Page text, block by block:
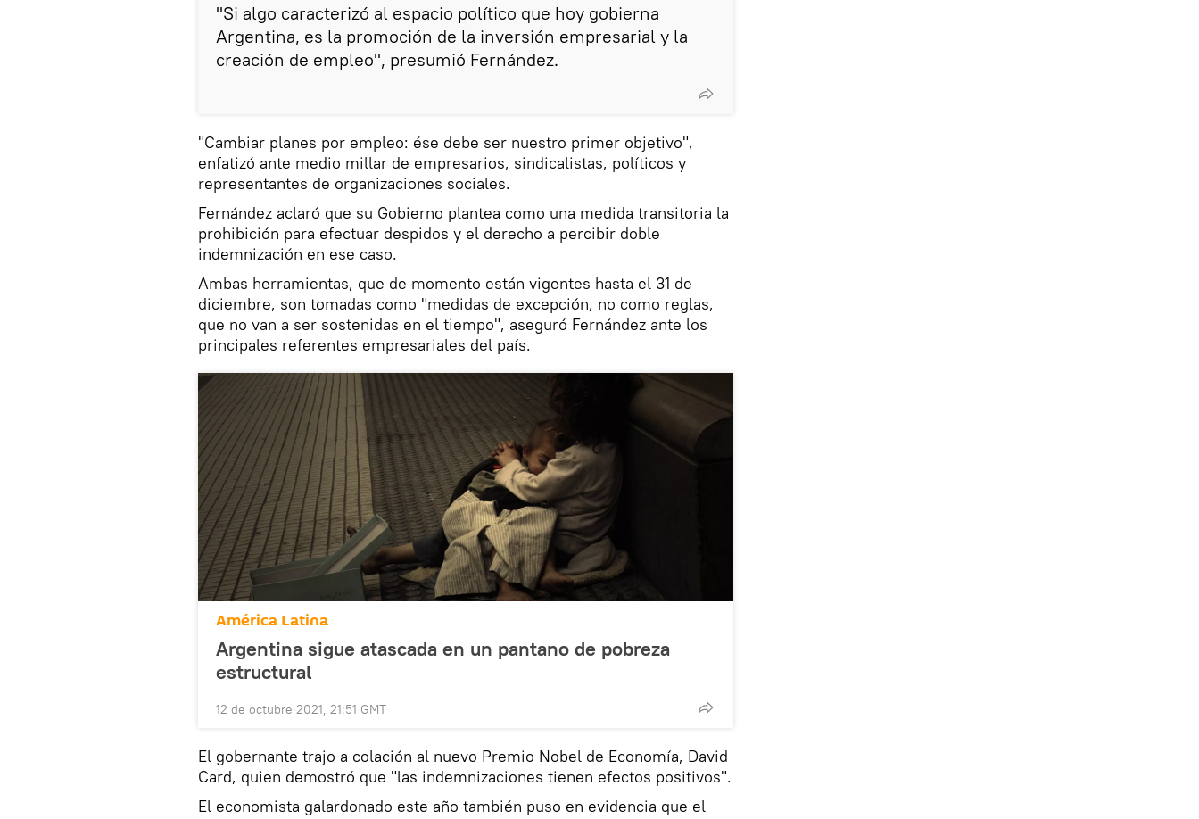
"Si algo caracterizó al espacio político que hoy gobierna
Argentina, es la promoción de la inversión empresarial y la
creación de empleo", presumió Fernández.
"Cambiar planes por empleo: ése debe ser nuestro primer objetivo",
enfatizó ante medio millar de empresarios, sindicalistas, políticos y
representantes de organizaciones sociales.
Fernández aclaró que su Gobierno plantea como una medida transitoria la
prohibición para efectuar despidos y el derecho a percibir doble
indemnización en ese caso.
Ambas herramientas, que de momento están vigentes hasta el 31 de
diciembre, son tomadas como "medidas de excepción, no como reglas,
que no van a ser sostenidas en el tiempo", aseguró Fernández ante los
principales referentes empresariales del país.
América Latina
Argentina sigue atascada en un pantano de pobreza
estructural
12 de octubre 2021, 21:51 GMT
El gobernante trajo a colación al nuevo Premio Nobel de Economía, David
Card, quien demostró que "las indemnizaciones tienen efectos positivos".
El economista galardonado este año también puso en evidencia que el